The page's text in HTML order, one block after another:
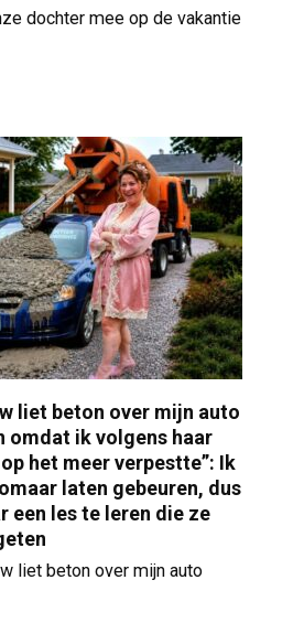
dochter mee op de vakantie
liet beton over mijn auto
omdat ik volgens haar
het meer verpestte”: Ik
laten gebeuren, dus
een les te leren die ze
liet beton over mijn auto